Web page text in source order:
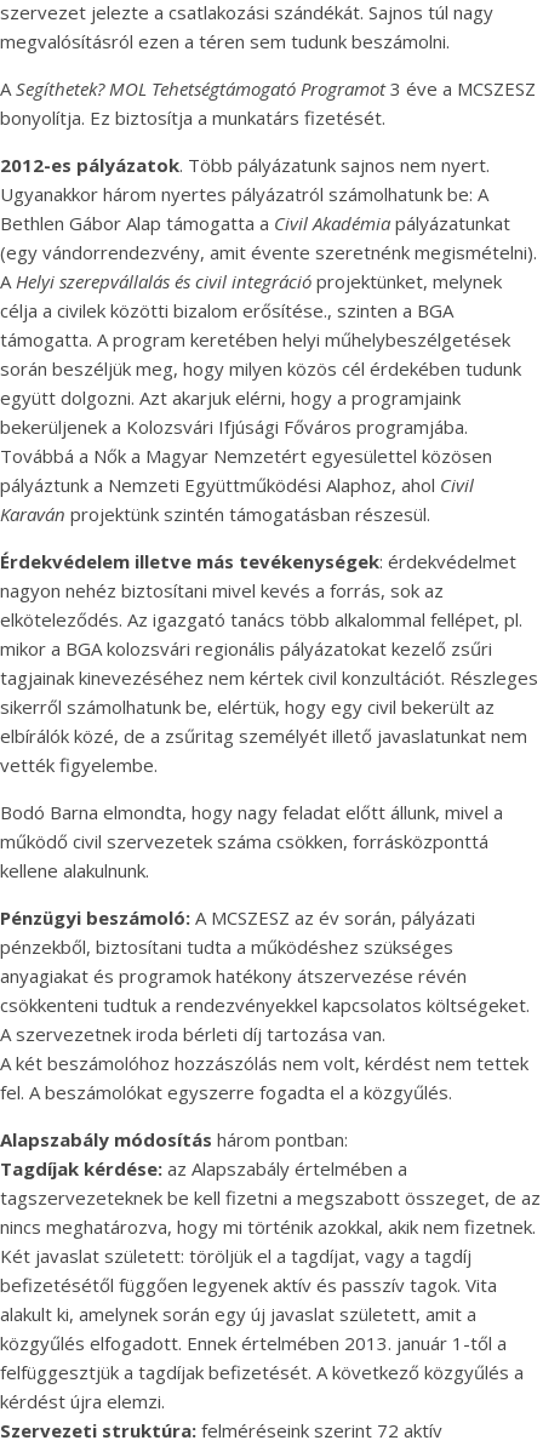
szervezet jelezte a csatlakozási szándékát. Sajnos túl nagy
megvalósításról ezen a téren sem tudunk beszámolni.
ASegíthetek? MOL Tehetségtámogató Programot3 éve a MCSZESZ
bonyolítja. Ez biztosítja a munkatárs fizetését.
2012-es pályázatok. Több pályázatunk sajnos nem nyert.
Ugyanakkor három nyertes pályázatról számolhatunk be: A
Bethlen Gábor Alap támogatta a Civil Akadémia pályázatunkat
(egy vándorrendezvény, amit évente szeretnénk megismételni).
AHelyi szerepvállalás és civil integráció projektünket, melynek
célja a civilek közötti bizalom erősítése., szinten a BGA
támogatta. A program keretében helyi műhelybeszélgetések
során beszéljük meg, hogy milyen közös cél érdekében tudunk
együtt dolgozni. Azt akarjuk elérni, hogy a programjaink
bekerüljenek a Kolozsvári Ifjúsági Főváros programjába.
Továbbá a Nők a Magyar Nemzetért egyesülettel közösen
pályáztunk a Nemzeti Együttműködési Alaphoz, ahol Civil
Karaván projektünk szintén támogatásban részesül.
Érdekvédelem illetve más tevékenységek: érdekvédelmet
nagyon nehéz biztosítani mivel kevés a forrás, sok az
elköteleződés. Az igazgató tanács több alkalommal fellépet, pl.
mikor a BGA kolozsvári regionális pályázatokat kezelő zsűri
tagjainak kinevezéséhez nem kértek civil konzultációt. Részleges
sikerről számolhatunk be, elértük, hogy egy civil bekerült az
elbírálók közé, de a zsűritag személyét illető javaslatunkat nem
vették figyelembe.
Bodó Barna elmondta, hogy nagy feladat előtt állunk, mivel a
működő civil szervezetek száma csökken, forrásközponttá
kellene alakulnunk.
Pénzügyi beszámoló: A MCSZESZ az év során, pályázati
pénzekből, biztosítani tudta a működéshez szükséges
anyagiakat és programok hatékony átszervezése révén
csökkenteni tudtuk a rendezvényekkel kapcsolatos költségeket.
A szervezetnek iroda bérleti díj tartozása van.
A két beszámolóhoz hozzászólás nem volt, kérdést nem tettek
fel. A beszámolókat egyszerre fogadta el a közgyűlés.
Alapszabály módosítás három pontban:
Tagdíjak kérdése: az Alapszabály értelmében a
tagszervezeteknek be kell fizetni a megszabott összeget, de az
nincs meghatározva, hogy mi történik azokkal, akik nem fizetnek.
Két javaslat született: töröljük el a tagdíjat, vagy a tagdíj
befizetésétől függően legyenek aktív és passzív tagok. Vita
alakult ki, amelynek során egy új javaslat született, amit a
közgyűlés elfogadott. Ennek értelmében 2013. január 1-től a
felfüggesztjük a tagdíjak befizetését. A következő közgyűlés a
kérdést újra elemzi.
Szervezeti struktúra: felméréseink szerint 72 aktív